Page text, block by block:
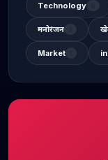
Technology
मनोरंजन
Market